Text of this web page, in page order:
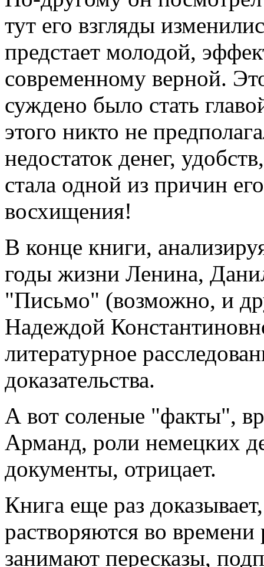
тут его взгляды
предстает молодой,
современному верной.
суждено было стать
этого никто не
недостаток денег,
стала одной из причин
восхищения!
В конце книги,
годы жизни Ленина,
"Письмо" (возможно, и
Надеждой
литературное
доказательства.
А вот соленые "факты",
Арманд, роли немецких
документы, отрицает.
Книга еще раз
растворяются во
занимают пересказы,